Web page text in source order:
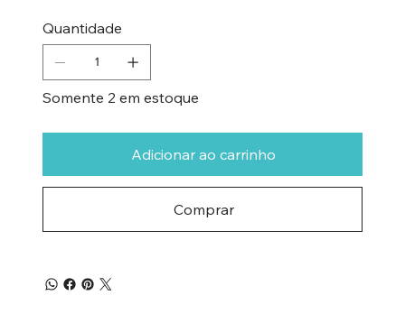
Quantidade
Somente 2 em estoque
Adicionar ao carrinho
Comprar